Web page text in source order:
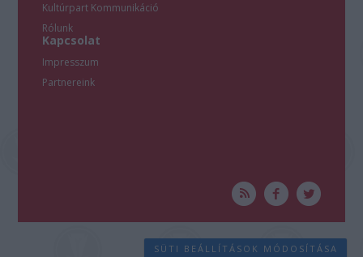
Kultúrpart Kommunikáció
Rólunk
Kapcsolat
Impresszum
Partnereink
SÜTI BEÁLLÍTÁSOK MÓDOSÍTÁSA